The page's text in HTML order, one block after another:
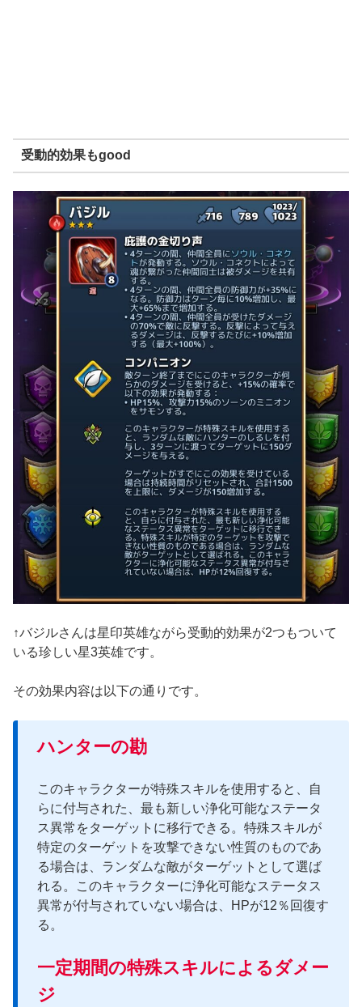
受動的効果もgood
↑バジルさんは星印英雄ながら受動的効果が2つもついて
いる珍しい星3英雄です。
その効果内容は以下の通りです。
ハンターの勘
このキャラクターが特殊スキルを使用すると、自
らに付与された、最も新しい浄化可能なステータ
ス異常をターゲットに移行できる。特殊スキルが
特定のターゲットを攻撃できない性質のものであ
る場合は、ランダムな敵がターゲットとして選ば
れる。このキャラクターに浄化可能なステータス
異常が付与されていない場合は、HPが12％回復す
る。
一定期間の特殊スキルによるダメー
ジ